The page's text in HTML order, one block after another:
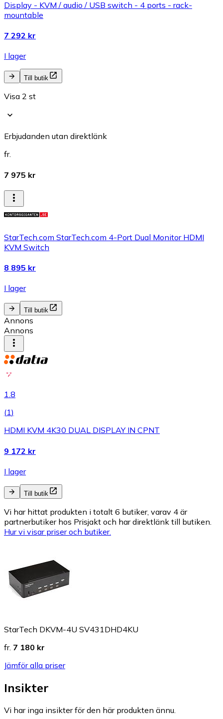
Display - KVM / audio / USB switch - 4 ports - rack-
mountable
7 292 kr
I lager
Till butik
Visa 2 st
Erbjudanden utan direktlänk
fr.
7 975 kr
StarTech.com StarTech.com 4-Port Dual Monitor HDMI
KVM Switch
8 895 kr
I lager
Till butik
Annons
Annons
1.8
(1)
HDMI KVM 4K30 DUAL DISPLAY IN CPNT
9 172 kr
I lager
Till butik
Vi har hittat produkten i totalt 6 butiker, varav 4 är
partnerbutiker hos Prisjakt och har direktlänk till butiken.
Hur vi visar priser och butiker.
StarTech DKVM-4U SV431DHD4KU
fr. 7 180 kr
Jämför alla priser
Insikter
Vi har inga insikter för den här produkten ännu.